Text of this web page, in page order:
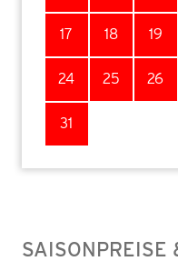
17 18 19
24 25 26
31
SAISONPREISE